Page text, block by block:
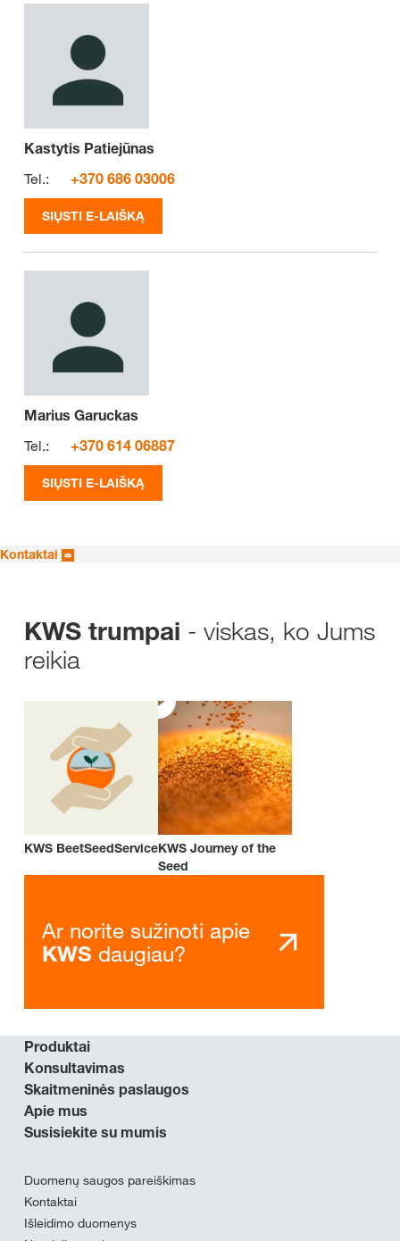
Kastytis Patiejūnas
Tel.:
+370 686 03006
SIŲSTI E-LAIŠKĄ
Marius Garuckas
Tel.:
+370 614 06887
SIŲSTI E-LAIŠKĄ
Kontaktai
KWS trumpai - viskas, ko Jums
reikia
KWS BeetSeedServiceKWS Journey of the
Seed
Ar norite sužinoti apie
KWS daugiau?
Produktai
Konsultavimas
Skaitmeninės paslaugos
Apie mus
Susisiekite su mumis
Duomenų saugos pareiškimas
Kontaktai
Išleidimo duomenys